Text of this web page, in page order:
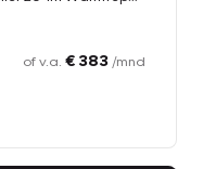
of v.a. € 383 /mnd